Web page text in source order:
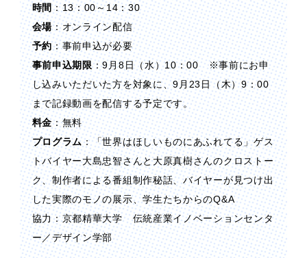
時間：13：00～14：30
会場：オンライン配信
予約：事前申込が必要
事前申込期限：9月8日（水）10：00 ※事前にお申
し込みいただいた方を対象に、9月23日（木）9：00
まで記録動画を配信する予定です。
料金：無料
プログラム：「世界はほしいものにあふれてる」ゲス
トバイヤー大島忠智さんと大原真樹さんのクロストー
ク、制作者による番組制作秘話、バイヤーが見つけ出
した実際のモノの展示、学生たちからのQ&A
協力：京都精華大学 伝統産業イノベーションセンタ
ー／デザイン学部